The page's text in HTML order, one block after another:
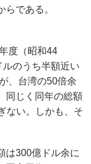
である。
度（昭和44
のうち半額近い
、台湾の50倍余
同じく同年の総額
ない。しかも、そ
は300億ドル余に